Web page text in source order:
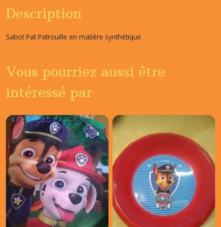
Description
Sabot Pat Patrouille en matière synthétique
Vous pourriez aussi être
intéressé par